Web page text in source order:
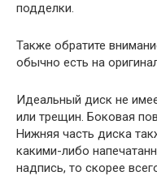
подделки.
Также обратите
обычно есть на
Идеальный диск не
или трещин. Боковая
Нижняя часть диска
какими-либо
надпись, то скорее